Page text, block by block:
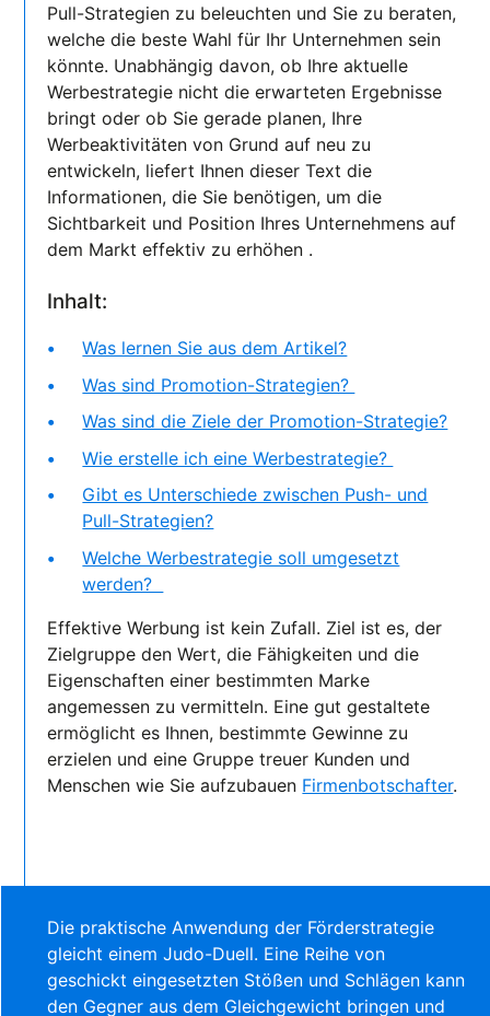
Pull-Strategien zu beleuchten und Sie zu beraten,
welche die beste Wahl für Ihr Unternehmen sein
könnte. Unabhängig davon, ob Ihre aktuelle
Werbestrategie nicht die erwarteten Ergebnisse
bringt oder ob Sie gerade planen, Ihre
Werbeaktivitäten von Grund auf neu zu
entwickeln, liefert Ihnen dieser Text die
Informationen, die Sie benötigen, um die
Sichtbarkeit und Position Ihres Unternehmens auf
dem Markt effektiv zu erhöhen .
Inhalt:
Was lernen Sie aus dem Artikel?
Was sind Promotion-Strategien?
Was sind die Ziele der Promotion-Strategie?
Wie erstelle ich eine Werbestrategie?
Gibt es Unterschiede zwischen Push- und
Pull-Strategien?
Welche Werbestrategie soll umgesetzt
werden?
Effektive Werbung ist kein Zufall. Ziel ist es, der
Zielgruppe den Wert, die Fähigkeiten und die
Eigenschaften einer bestimmten Marke
angemessen zu vermitteln. Eine gut gestaltete
ermöglicht es Ihnen, bestimmte Gewinne zu
erzielen und eine Gruppe treuer Kunden und
Menschen wie Sie aufzubauen Firmenbotschafter.
Die praktische Anwendung der Förderstrategie
gleicht einem Judo-Duell. Eine Reihe von
geschickt eingesetzten Stößen und Schlägen kann
den Gegner aus dem Gleichgewicht bringen und